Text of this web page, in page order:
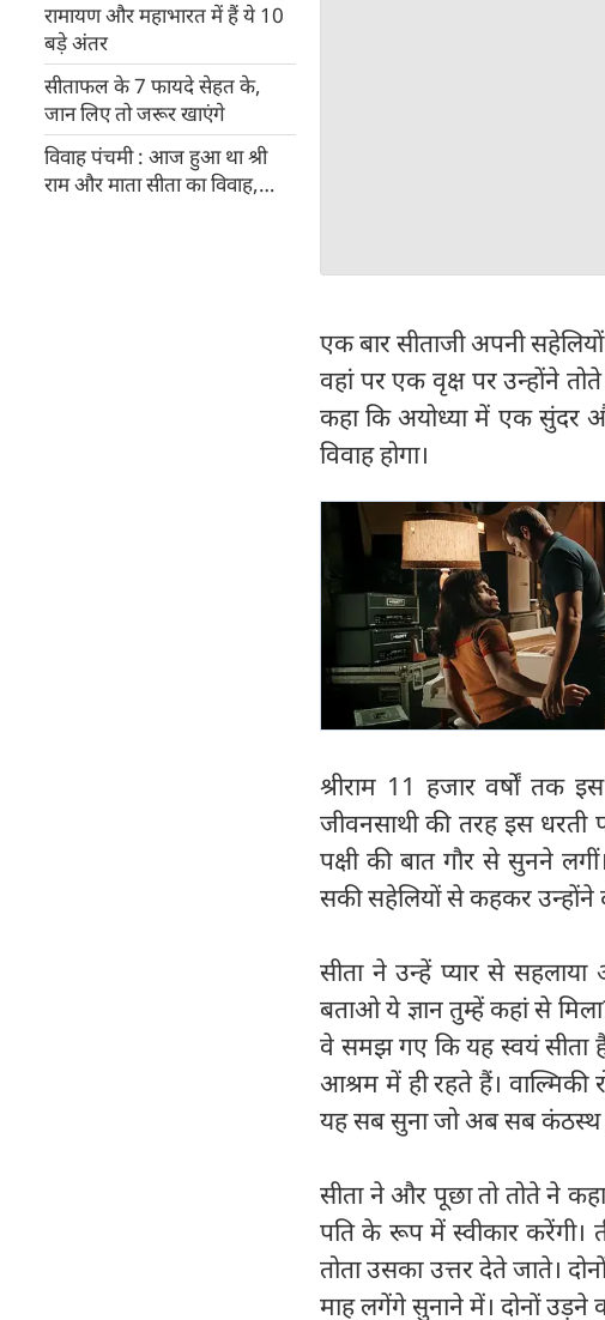
रामायण और महाभारत में हैं ये 10
बड़े अंतर
सीताफल के 7 फायदे सेहत के,
जान लिए तो जरूर खाएंगे
विवाह पंचमी : आज हुआ था श्री
राम और माता सीता का विवाह,
एक बार सीताजी अपनी
वहां पर एक वृक्ष पर उन्होंने
कहा कि अयोध्या में एक सुंदर
विवाह होगा।
श्रीराम 11 हजार वर्षों तक
जीवनसाथी की तरह इस धरती
पक्षी की बात गौर से सुनने
सकी सहेलियों से कहकर उन्होंने
सीता ने उन्हें प्यार से
बताओ ये ज्ञान तुम्हें कहां से
वे समझ गए कि यह स्वयं सीता
आश्रम में ही रहते हैं। वाल्मिकी
यह सब सुना जो अब सब कंठस्थ
सीता ने और पूछा तो तोते ने
पति के रूप में स्वीकार करेंगी।
तोता उसका उत्तर देते जाते।
माह लगेंगे सुनाने में। दोनों उड़ने